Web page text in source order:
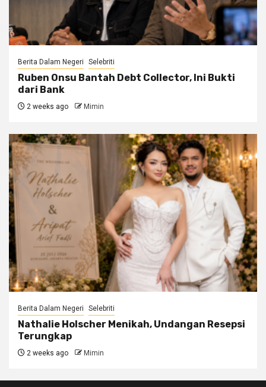
Berita Dalam Negeri Selebriti
Ruben Onsu Bantah Debt Collector, Ini Bukti
dari Bank
2 weeks ago Mimin
Berita Dalam Negeri Selebriti
Nathalie Holscher Menikah, Undangan Resepsi
Terungkap
2 weeks ago Mimin